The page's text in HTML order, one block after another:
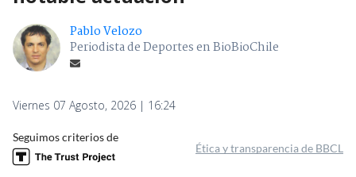
Pablo Velozo
Periodista de Deportes en BioBioChile
Viernes 07 Agosto, 2026 | 16:24
Seguimos criterios de
Ética y transparencia de BBCL